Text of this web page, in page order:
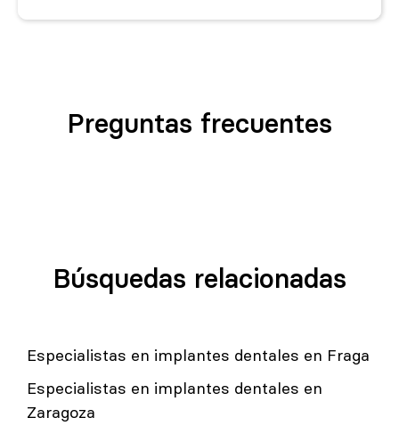
Preguntas frecuentes
Búsquedas relacionadas
Especialistas en implantes dentales en Fraga
Especialistas en implantes dentales en
Zaragoza